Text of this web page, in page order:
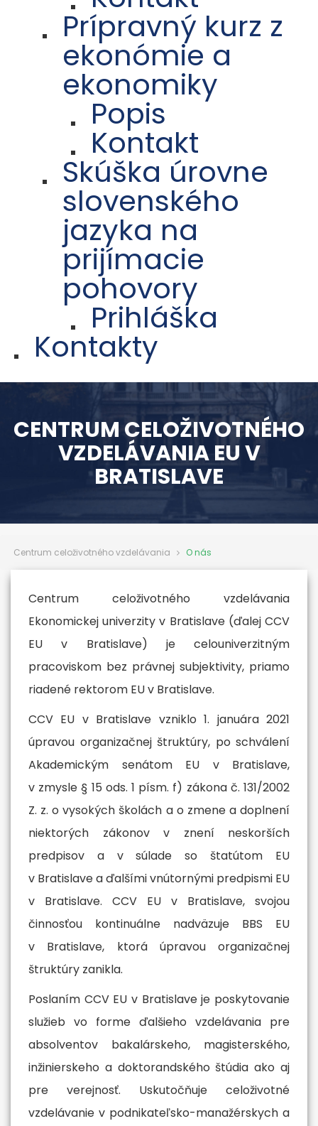
Prípravný kurz z
ekonómie a
ekonomiky
Popis
Kontakt
Skúška úrovne
slovenského
jazyka na
prijímacie
pohovory
Prihláška
Kontakty
CENTRUM CELOŽIVOTNÉHO
VZDELÁVANIA EU V
BRATISLAVE
Centrum celoživotného vzdelávania O nás
Centrum celoživotného vzdelávania
Ekonomickej univerzity v Bratislave (ďalej CCV
EU v Bratislave) je celouniverzitným
pracoviskom bez právnej subjektivity, priamo
riadené rektorom EU v Bratislave.
CCV EU v Bratislave vzniklo 1. januára 2021
úpravou organizačnej štruktúry, po schválení
Akademickým senátom EU v Bratislave,
v zmysle § 15 ods. 1 písm. f) zákona č. 131/2002
Z. z. o vysokých školách a o zmene a doplnení
niektorých zákonov v znení neskorších
predpisov a v súlade so štatútom EU
v Bratislave a ďalšími vnútornými predpismi EU
v Bratislave. CCV EU v Bratislave, svojou
činnosťou kontinuálne nadväzuje BBS EU
v Bratislave, ktorá úpravou organizačnej
štruktúry zanikla.
Poslaním CCV EU v Bratislave je poskytovanie
služieb vo forme ďalšieho vzdelávania pre
absolventov bakalárskeho, magisterského,
inžinierskeho a doktorandského štúdia ako aj
pre verejnosť. Uskutočňuje celoživotné
vzdelávanie v podnikateľsko-manažérskych a